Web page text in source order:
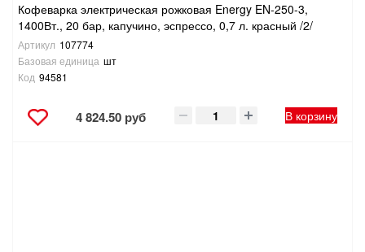
Кофеварка электрическая рожковая Energy EN-250-3,
1400Вт., 20 бар, капучино, эспрессо, 0,7 л. красный /2/
Артикул 107774
Базовая единица шт
Код 94581
4 824.50 руб В корзину